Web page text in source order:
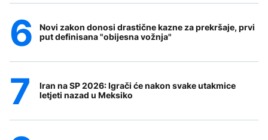
Novi zakon donosi drastične kazne za prekršaje, prvi
put definisana "obijesna vožnja"
Iran na SP 2026: Igrači će nakon svake utakmice
letjeti nazad u Meksiko